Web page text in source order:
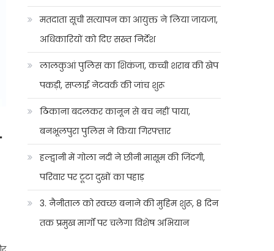
मतदाता सूची सत्यापन का आयुक्त ने लिया जायजा,
अधिकारियों को दिए सख्त निर्देश
लालकुआं पुलिस का शिकंजा, कच्ची शराब की खेप
पकड़ी, सप्लाई नेटवर्क की जांच शुरू
ठिकाना बदलकर कानून से बच नहीं पाया,
बनभूलपुरा पुलिस ने किया गिरफ्तार
हल्द्वानी में गोला नदी ने छीनी मासूम की जिंदगी,
परिवार पर टूटा दुखों का पहाड़
3. नैनीताल को स्वच्छ बनाने की मुहिम शुरू, 8 दिन
तक प्रमुख मार्गों पर चलेगा विशेष अभियान